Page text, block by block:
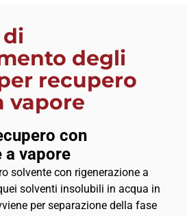
degli
recupero
vapore
con
a vapore
solvente con rigenerazione a
solventi insolubili in acqua in
per separazione della fase